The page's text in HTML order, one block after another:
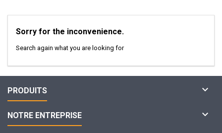
Sorry for the inconvenience.
Search again what you are looking for
PRODUITS 
NOTRE ENTREPRISE 